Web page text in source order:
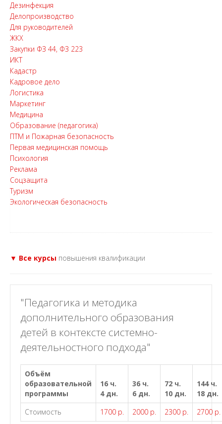
Дезинфекция
Делопроизводство
Для руководителей
ЖКХ
Закупки ФЗ 44, ФЗ 223
ИКТ
Кадастр
Кадровое дело
Логистика
Маркетинг
Медицина
Образование (педагогика)
ПТМ и Пожарная безопасность
Первая медицинская помощь
Психология
Реклама
Соцзащита
Туризм
Экологическая безопасность
▼ Все курсы повышения квалификации
"Педагогика и методика
дополнительного образования
детей в контексте системно-
деятельностного подхода"
Объём
образовательной
программы
16 ч.
4 дн.
36 ч.
6 дн.
72 ч.
10 дн.
144 ч.
18 дн.
Стоимость
1700 р. 2000 р. 2300 р. 2700 р.